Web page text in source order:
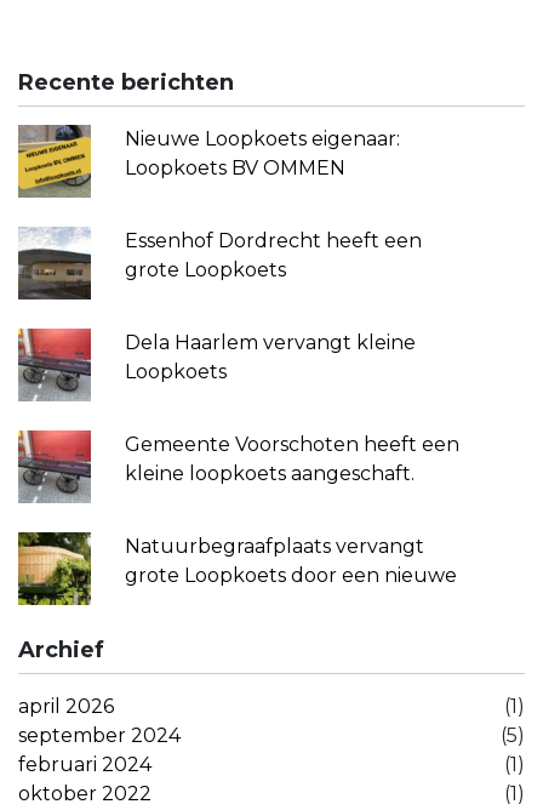
Recente berichten
Nieuwe Loopkoets eigenaar:
Loopkoets BV OMMEN
Essenhof Dordrecht heeft een
grote Loopkoets
Dela Haarlem vervangt kleine
Loopkoets
Gemeente Voorschoten heeft een
kleine loopkoets aangeschaft.
Natuurbegraafplaats vervangt
grote Loopkoets door een nieuwe
Archief
april 2026
(1)
september 2024
(5)
februari 2024
(1)
oktober 2022
(1)